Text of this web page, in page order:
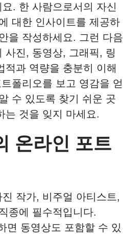
. 한 사람으로서의 자신
대한 인사이트를 제공하
을 작성하세요. 그런 다음
사진, 동영상, 그래픽, 링
적과 역량을 충분히 이해
폴리오를 보고 영감을 얻
수 있도록 찾기 쉬운 곳
는 것을 잊지 마세요.
온라인 포트
작가, 비주얼 아티스트,
종에 필수적입니다.
면 동영상도 포함할 수 있